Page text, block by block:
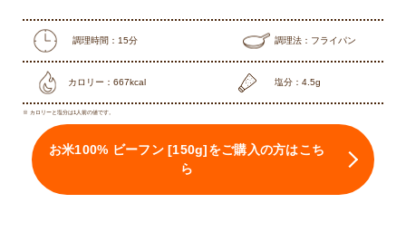
調理時間：15分 調理法：フライパン
カロリー：667kcal 塩分：4.5g
※ カロリーと塩分は1人前の値です。
お米100% ビーフン [150g]をご購入の方はこち
ら